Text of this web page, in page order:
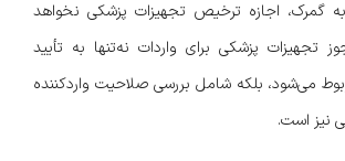
گمرک، اجازه ترخیص تجهیزات پزشکی نخواهد
تجهیزات پزشکی برای واردات نه‌تنها به تأیید
می‌شود، بلکه شامل بررسی صلاحیت واردکننده
نیز است.